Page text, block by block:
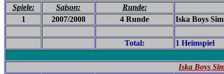
Spiele:
Saison:
Runde:
1
2007/2008 4 Runde Iska Boys
Total: 1 Heimspiel
Iska Boys